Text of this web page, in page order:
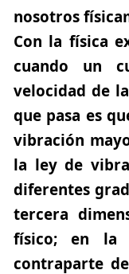
nosotros
Con la física
cuando un
velocidad de
que pasa es
vibración
la ley de
diferentes
tercera
físico; en la
contraparte